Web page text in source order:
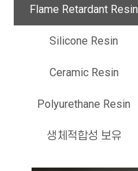
Flame Retardant Resin
Silicone Resin
Ceramic Resin
Polyurethane Resin
생체적합성 보유